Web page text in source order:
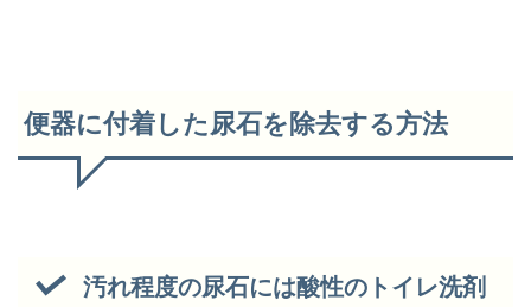
便器に付着した尿石を除去する方法
汚れ程度の尿石には酸性のトイレ洗剤